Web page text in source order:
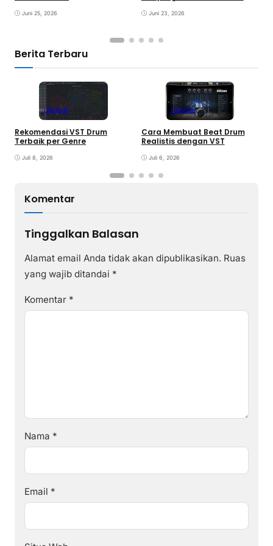
Juni 25, 2026 Juni 23, 2026
Berita Terbaru
Lifestyle
Rekomendasi VST Drum
Terbaik per Genre
Juli 8, 2026
Lifestyle
Cara Membuat Beat Drum
Realistis dengan VST
Juli 6, 2026
Komentar
Tinggalkan Balasan
Alamat email Anda tidak akan dipublikasikan. Ruas
yang wajib ditandai *
Komentar *
Nama *
Email *